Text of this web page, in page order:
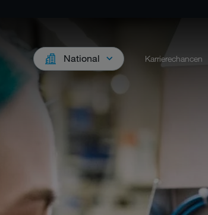
National Karrierechancen